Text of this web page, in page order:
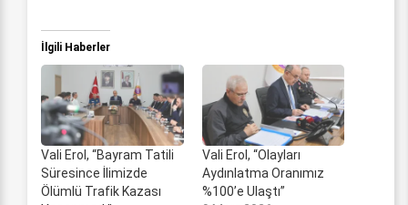
İlgili Haberler
Vali Erol, “Bayram Tatili
Süresince İlimizde
Ölümlü Trafik Kazası
Vali Erol, “Olayları
Aydınlatma Oranımız
%100’e Ulaştı”